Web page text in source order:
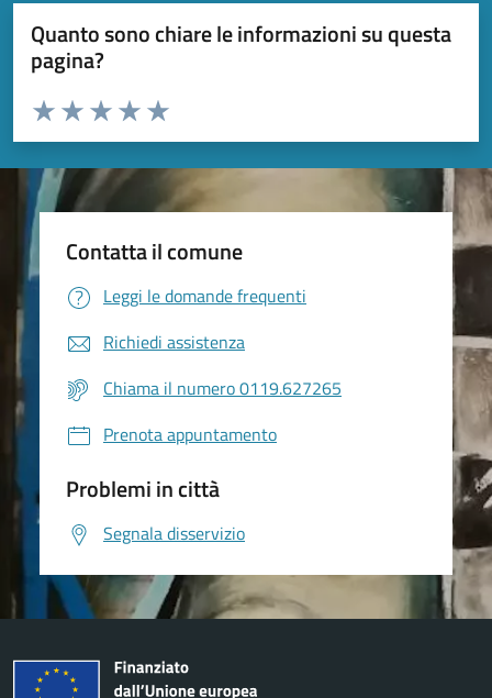
Quanto sono chiare le informazioni su questa
pagina?
Valuta da 1 a 5 stelle la pagina
Valuta 5 stelle su 5
Valuta 4 stelle su 5
Valuta 3 stelle su 5
Valuta 2 stelle su 5
Valuta 1 stelle su 5
Contatta il comune
Leggi le domande frequenti
Richiedi assistenza
Chiama il numero 0119.627265
Prenota appuntamento
Problemi in città
Segnala disservizio